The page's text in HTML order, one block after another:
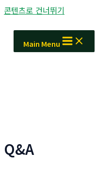
콘텐츠로 건너뛰기
Main Menu
Q&A